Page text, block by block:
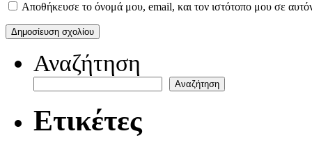
Αποθήκευσε το όνομά μου, email, και τον ιστότοπο μου σε
Αναζήτηση
Αναζήτηση
Ετικέτες